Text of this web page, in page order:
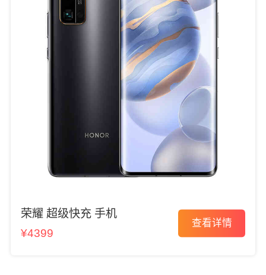
荣耀 超级快充 手机
¥4399
查看详情